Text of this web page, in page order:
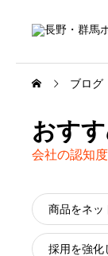
ブログ
おす
会社の認知
商品をネッ
採用を強化